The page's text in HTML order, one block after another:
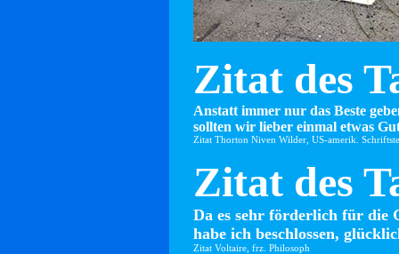
Zitat des
Anstatt immer nur das Beste
sollten wir lieber einmal etwas
Zitat Thorton Niven Wilder, US-amerik.
Zitat des
Da es sehr förderlich für die
habe ich beschlossen,
Zitat Voltaire, frz. Philosoph